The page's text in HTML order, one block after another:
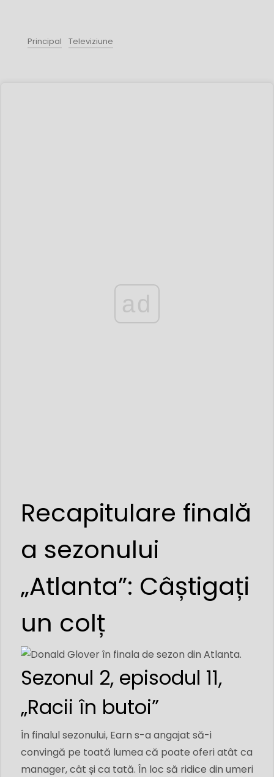
Principal Televiziune
ad
Recapitulare finală
a sezonului
„Atlanta”: Câștigați
un colț
Sezonul 2, episodul 11,
„Racii în butoi”
În finalul sezonului, Earn s-a angajat să-i
convingă pe toată lumea că poate oferi atât ca
manager, cât și ca tată. În loc să ridice din umeri